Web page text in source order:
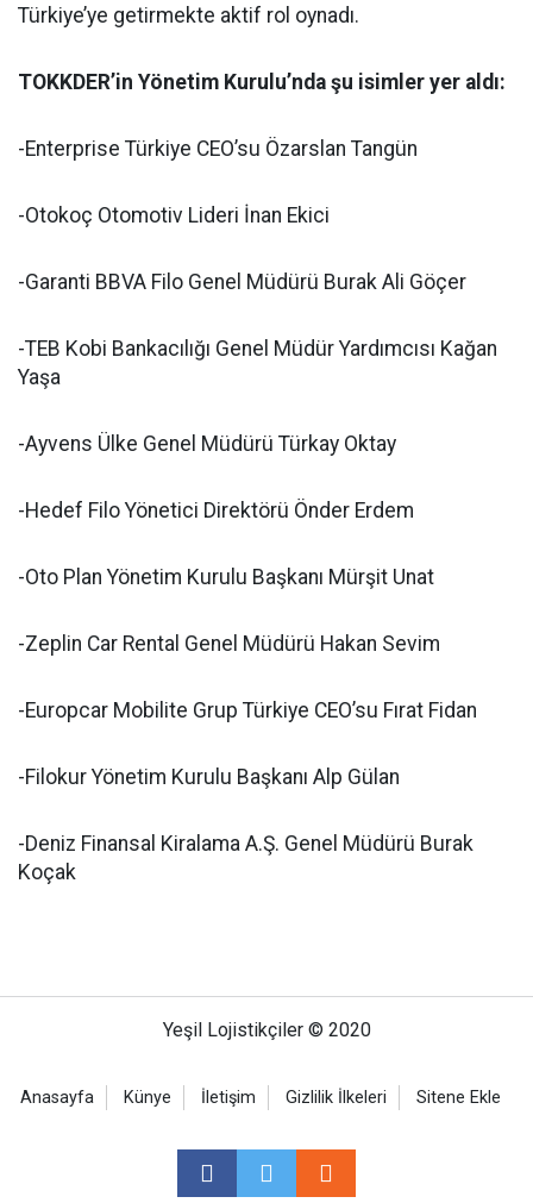
Türkiye’ye getirmekte aktif rol oynadı.
TOKKDER’in Yönetim Kurulu’nda şu isimler yer aldı:
-Enterprise Türkiye CEO’su Özarslan Tangün
-Otokoç Otomotiv Lideri İnan Ekici
-Garanti BBVA Filo Genel Müdürü Burak Ali Göçer
-TEB Kobi Bankacılığı Genel Müdür Yardımcısı Kağan
Yaşa
-Ayvens Ülke Genel Müdürü Türkay Oktay
-Hedef Filo Yönetici Direktörü Önder Erdem
-Oto Plan Yönetim Kurulu Başkanı Mürşit Unat
-Zeplin Car Rental Genel Müdürü Hakan Sevim
-Europcar Mobilite Grup Türkiye CEO’su Fırat Fidan
-Filokur Yönetim Kurulu Başkanı Alp Gülan
-Deniz Finansal Kiralama A.Ş. Genel Müdürü Burak
Koçak
Yeşil Lojistikçiler © 2020
Anasayfa Künye İletişim Gizlilik İlkeleri Sitene Ekle